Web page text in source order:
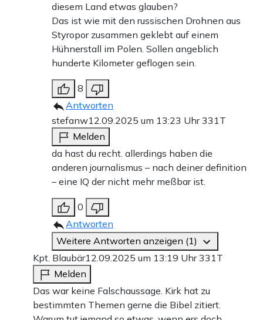
diesem Land etwas glauben?
Das ist wie mit den russischen Drohnen aus
Styropor zusammen geklebt auf einem
Hühnerstall im Polen. Sollen angeblich
hunderte Kilometer geflogen sein.
8
Antworten
stefanw12.09.2025 um 13:23 Uhr331T
Melden
da hast du recht. allerdings haben die
anderen journalismus – nach deiner definition
– eine IQ der nicht mehr meßbar ist.
0
Antworten
Weitere Antworten anzeigen (1)
Kpt. Blaubär12.09.2025 um 13:19 Uhr331T
Melden
Das war keine Falschaussage. Kirk hat zu
bestimmten Themen gerne die Bibel zitiert.